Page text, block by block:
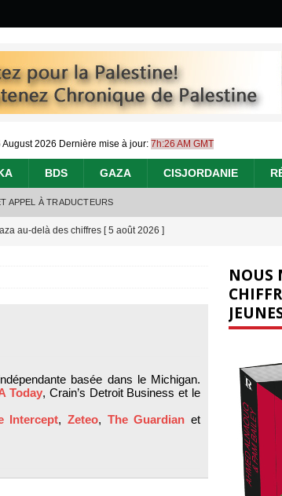
2026 Dernière mise à jour: 7h:26 AM GMT
BDS GAZA CISJORDANIE
APPEL À TRADUCTEURS
au-delà des chiffres [ 5 août 2026 ]
paix » à Gaza, les Israéliens multiplie les
comme d’une poubelle pour leurs déchets
paix » à Gaza et la propagande occidentale[
basée dans le Michigan.
Today, Crain’s Detroit Business et le
Intercept,Zeteo, The Guardian et
NOUS